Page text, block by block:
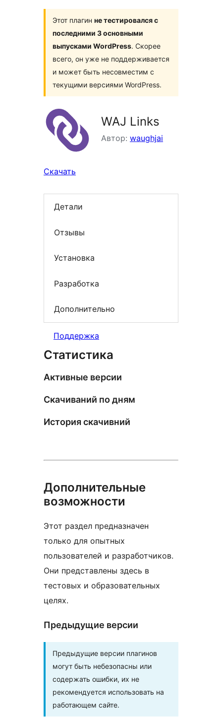
Этот плагин не тестировался с
последними 3 основными
выпусками WordPress. Скорее
всего, он уже не поддерживается
и может быть несовместим с
текущими версиями WordPress.
WAJ Links
Автор: waughjai
Скачать
Детали
Отзывы
Установка
Разработка
Дополнительно
Поддержка
Статистика
Активные версии
Скачиваний по дням
История скачивний
Дополнительные
возможности
Этот раздел предназначен
только для опытных
пользователей и разработчиков.
Они представлены здесь в
тестовых и образовательных
целях.
Предыдущие версии
Предыдущие версии плагинов
могут быть небезопасны или
содержать ошибки, их не
рекомендуется использовать на
работающем сайте.